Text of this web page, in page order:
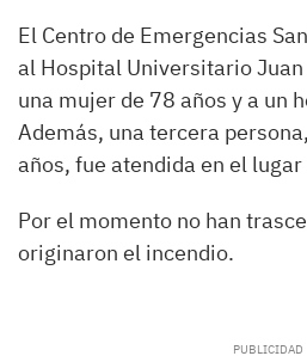
El Centro de Emergencias
al Hospital Universitario
una mujer de 78 años y a un
Además, una tercera
años, fue atendida en el
Por el momento no han
originaron el incendio.